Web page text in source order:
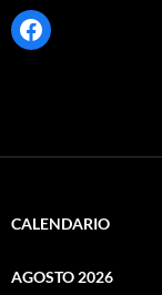
Facebook
CALENDARIO
AGOSTO 2026